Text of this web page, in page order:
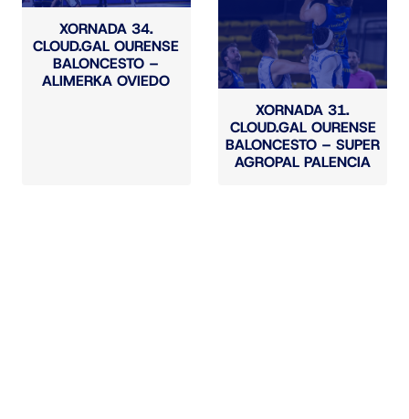
XORNADA 34.
CLOUD.GAL OURENSE
BALONCESTO –
ALIMERKA OVIEDO
XORNADA 31.
CLOUD.GAL OURENSE
BALONCESTO – SUPER
AGROPAL PALENCIA